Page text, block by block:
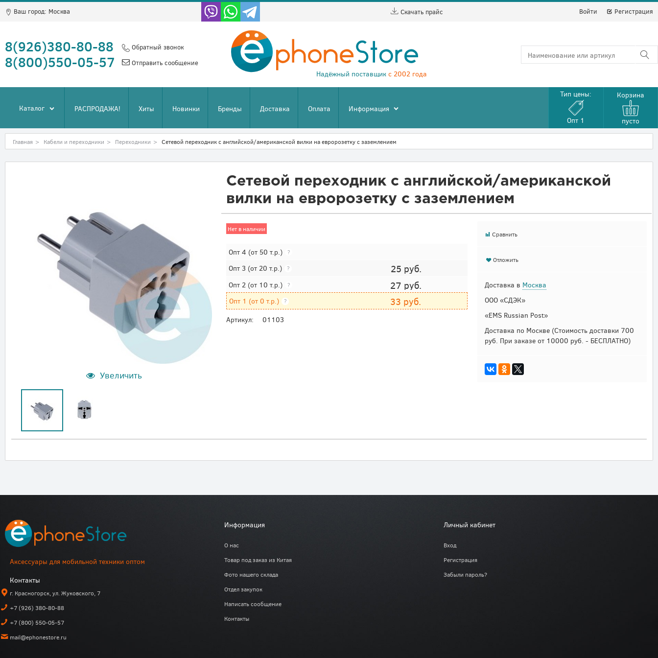
Ваш город: Москва Скачать прайс Войти Регистрация
8(926)380-80-88
8(800)550-05-57
Обратный звонок
Отправить сообщение
Надёжный поставщик с 2002 года
Каталог РАСПРОДАЖА! Хиты Новинки Бренды Доставка Оплата Информация
Тип цены:
Опт 1
Корзина
пусто
Главная > Кабели и переходники > Переходники > Сетевой переходник с английской/американской вилки на евророзетку с заземлением
Увеличить
Сетевой переходник с английской/американской
вилки на евророзетку с заземлением
Нет в наличии
Опт 4 (от 50 т.р.) ?
Опт 3 (от 20 т.р.) ? 25 руб.
Опт 2 (от 10 т.р.) ? 27 руб.
Опт 1 (от 0 т.р.) ? 33 руб.
Артикул: 01103
Сравнить
Отложить
Доставка в Москва
ООО «СДЭК»
«EMS Russian Post»
Доставка по Москве (Стоимость доставки 700
руб. При заказе от 10000 руб. - БЕСПЛАТНО)
Аксессуары для мобильной техники оптом
Контакты
г. Красногорск, ул. Жуковского, 7
+7 (926) 380-80-88
+7 (800) 550-05-57
mail@ephonestore.ru
Информация
О нас
Товар под заказ из Китая
Фото нашего склада
Отдел закупок
Написать сообщение
Контакты
Личный кабинет
Вход
Регистрация
Забыли пароль?